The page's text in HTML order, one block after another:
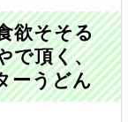
欲そそる
で頂く、
ーうどん